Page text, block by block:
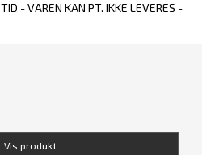
- VAREN KAN PT. IKKE LEVERES -
Vis produkt